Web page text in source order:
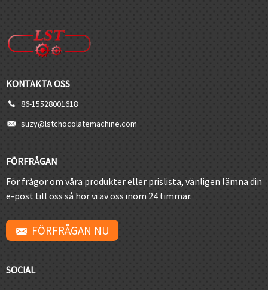
KONTAKTA OSS
86-15528001618
suzy@lstchocolatemachine.com
FÖRFRÅGAN
För frågor om våra produkter eller prislista, vänligen lämna din
e-post till oss så hör vi av oss inom 24 timmar.
FÖRFRÅGAN NU
SOCIAL